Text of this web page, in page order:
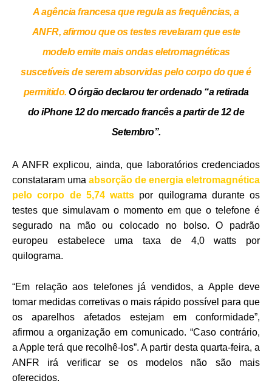
A agência francesa que regula as frequências, a
ANFR, afirmou que os testes revelaram que este
modelo emite mais ondas eletromagnéticas
suscetíveis de serem absorvidas pelo corpo do que é
permitido. O órgão declarou ter ordenado “a retirada
do iPhone 12 do mercado francês a partir de 12 de
Setembro”.
A ANFR explicou, ainda, que laboratórios credenciados
constataram uma absorção de energia eletromagnética
pelo corpo de 5,74 watts por quilograma durante os
testes que simulavam o momento em que o telefone é
segurado na mão ou colocado no bolso. O padrão
europeu estabelece uma taxa de 4,0 watts por
quilograma.
“Em relação aos telefones já vendidos, a Apple deve
tomar medidas corretivas o mais rápido possível para que
os aparelhos afetados estejam em conformidade”,
afirmou a organização em comunicado. “Caso contrário,
a Apple terá que recolhê-los”. A partir desta quarta-feira, a
ANFR irá verificar se os modelos não são mais
oferecidos.